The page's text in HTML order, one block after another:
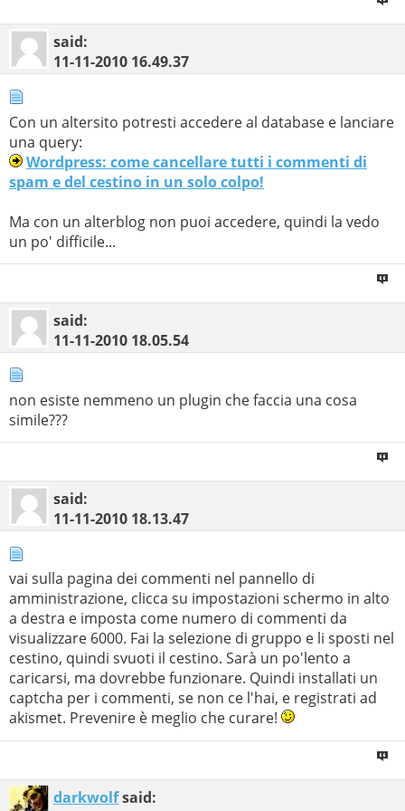
said:
11-11-2010 16.49.37
Con un altersito potresti accedere al database e lanciare
una query:
Wordpress: come cancellare tutti i commenti di
spam e del cestino in un solo colpo!
Ma con un alterblog non puoi accedere, quindi la vedo
un po' difficile...
said:
11-11-2010 18.05.54
non esiste nemmeno un plugin che faccia una cosa
simile???
said:
11-11-2010 18.13.47
vai sulla pagina dei commenti nel pannello di
amministrazione, clicca su impostazioni schermo in alto
a destra e imposta come numero di commenti da
visualizzare 6000. Fai la selezione di gruppo e li sposti nel
cestino, quindi svuoti il cestino. Sarà un po'lento a
caricarsi, ma dovrebbe funzionare. Quindi installati un
captcha per i commenti, se non ce l'hai, e registrati ad
akismet. Prevenire è meglio che curare!
darkwolfsaid: